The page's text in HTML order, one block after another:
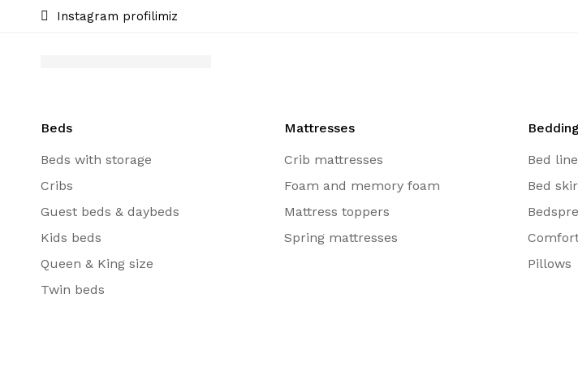
Instagram profilimiz
Beds
Beds with storage
Cribs
Guest beds & daybeds
Kids beds
Queen & King size
Twin beds
Mattresses
Crib mattresses
Foam and memory foam
Mattress toppers
Spring mattresses
Bedding
Bed
Bed
Pillows